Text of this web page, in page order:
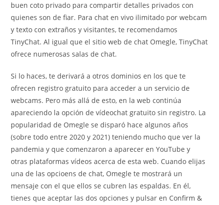
buen coto privado para compartir detalles privados con
quienes son de fiar. Para chat en vivo ilimitado por webcam
y texto con extraños y visitantes, te recomendamos
TinyChat. Al igual que el sitio web de chat Omegle, TinyChat
ofrece numerosas salas de chat.
Si lo haces, te derivará a otros dominios en los que te
ofrecen registro gratuito para acceder a un servicio de
webcams. Pero más allá de esto, en la web continúa
apareciendo la opción de vídeochat gratuito sin registro. La
popularidad de Omegle se disparó hace algunos años
(sobre todo entre 2020 y 2021) teniendo mucho que ver la
pandemia y que comenzaron a aparecer en YouTube y
otras plataformas vídeos acerca de esta web. Cuando elijas
una de las opcioens de chat, Omegle te mostrará un
mensaje con el que ellos se cubren las espaldas. En él,
tienes que aceptar las dos opciones y pulsar en Confirm &